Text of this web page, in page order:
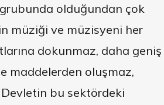
olduğundan çok
müziği ve müzisyeni her
dokunmaz, daha geniş
maddelerden oluşmaz,
bu sektördeki